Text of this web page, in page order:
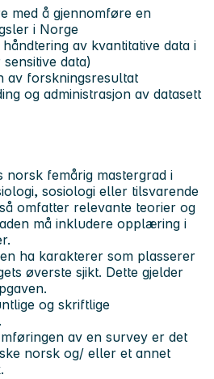
med å gjennomføre en
i Norge
av kvantitative data i
data)
av forskningsresultat
og administrasjon av datasett
norsk femårig mastergrad i
sosiologi eller tilsvarende
omfatter relevante teorier og
må inkludere opplæring i
ha karakterer som plasserer
øverste sjikt. Dette gjelder
og skriftlige
av en survey er det
norsk og/ eller et annet